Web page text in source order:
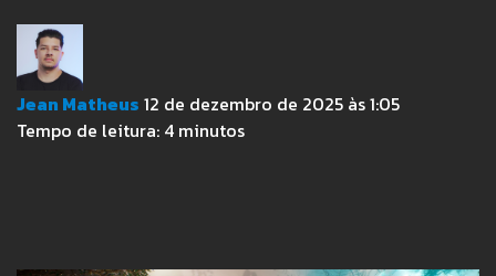
Jean Matheus 12 de dezembro de 2025 às 1:05
Tempo de leitura: 4 minutos